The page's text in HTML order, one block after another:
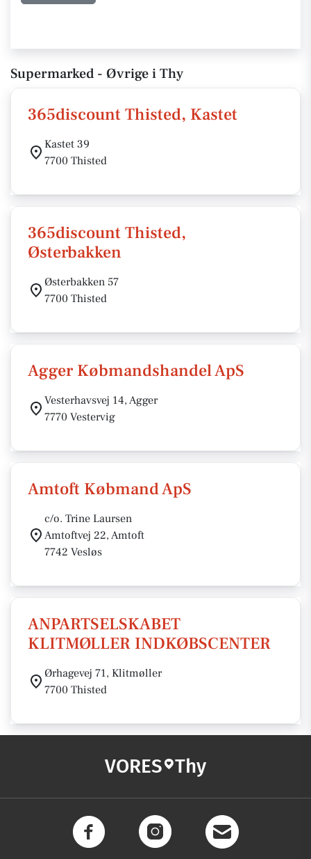
Supermarked - Øvrige i Thy
365discount Thisted, Kastet
Kastet 39
7700 Thisted
365discount Thisted,
Østerbakken
Østerbakken 57
7700 Thisted
Agger Købmandshandel ApS
Vesterhavsvej 14, Agger
7770 Vestervig
Amtoft Købmand ApS
c/o. Trine Laursen
Amtoftvej 22, Amtoft
7742 Vesløs
ANPARTSELSKABET
KLITMØLLER INDKØBSCENTER
Ørhagevej 71, Klitmøller
7700 Thisted
VORES Thy